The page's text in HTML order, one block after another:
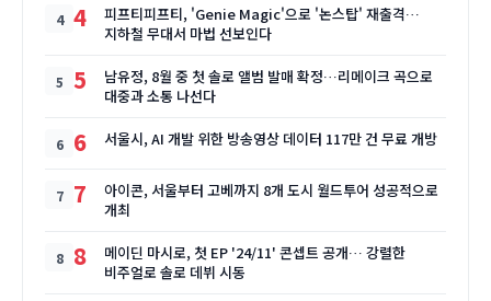
4
피프티피프티, 'Genie Magic'으로 '논스탑' 재출격…
지하철 무대서 마법 선보인다
5
남유정, 8월 중 첫 솔로 앨범 발매 확정…리메이크 곡으로
대중과 소통 나선다
6 서울시, AI 개발 위한 방송영상 데이터 117만 건 무료 개방
7
아이콘, 서울부터 고베까지 8개 도시 월드투어 성공적으로
개최
8
메이딘 마시로, 첫 EP '24/11' 콘셉트 공개… 강렬한
비주얼로 솔로 데뷔 시동